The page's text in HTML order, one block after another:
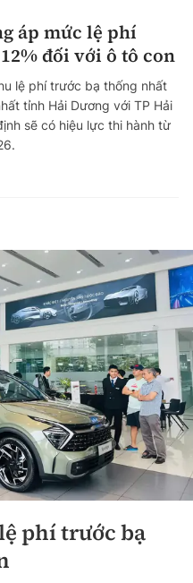
áp mức lệ phí
đối với ô tô con
lệ phí trước bạ thống nhất
tỉnh Hải Dương với TP Hải
sẽ có hiệu lực thi hành từ
phí trước bạ